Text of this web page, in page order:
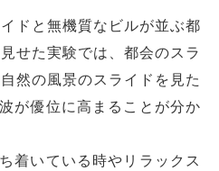
ドと無機質なビルが並ぶ都
せた実験では、都会のスラ
然の風景のスライドを見た
が優位に高まることが分か
着いている時やリラックス